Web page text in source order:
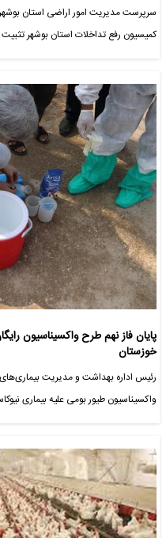
کمیسیون رفع تداخلات استان بوشهر
پایان فاز نهم طرح واکسیناسیون
خوزستان
رئیس اداره بهداشت و مدیریت
واکسیناسیون طیور بومی علیه بیماری